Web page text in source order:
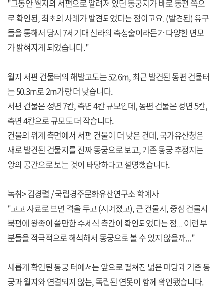
"그동안 월지의 서편으로 알려져 있던 동궁지가 바로 동편 쪽으
로 확인된, 최초의 사례가 발견되었다는 점이고요. (발견된) 유구
들을 통해서 당시 7세기대 신라의 축성술이라든가 다양한 면모
가 밝혀지게 되었습니다."
월지 서편 건물터의 해발고도는 52.6m, 최근 발견된 동편 건물터
는 50.3m로 2m가량 더 낮습니다.
서편 건물은 정면 7칸, 측면 4칸 규모인데, 동편 건물은 정면 5칸,
측면 4칸으로 규모도 더 작습니다.
건물의 위계 측면에서 서편 건물이 더 낮은 건데, 국가유산청은
새로 발견된 건물지를 진짜 동궁으로 보고, 기존 동궁 추정지는
왕의 공간으로 보는 것이 타당하다고 설명했습니다.
녹취> 김경렬 / 국립경주문화유산연구소 학예사
"고고 자료로 보면 격을 두고 (지어졌고), 큰 건물지, 중심 건물지
북편에 왕족이 쓸만한 수세식 측간이 확인되었다는 점... 이런 부
분들을 적극적으로 해석해서 동궁으로 볼 수 있지 않을까..."
새롭게 확인된 동궁 터에서는 앞으로 펼쳐진 넓은 마당과 기존 동
궁과 월지와 연결되지 않는, 독립된 연못이 함께 확인됐습니다.